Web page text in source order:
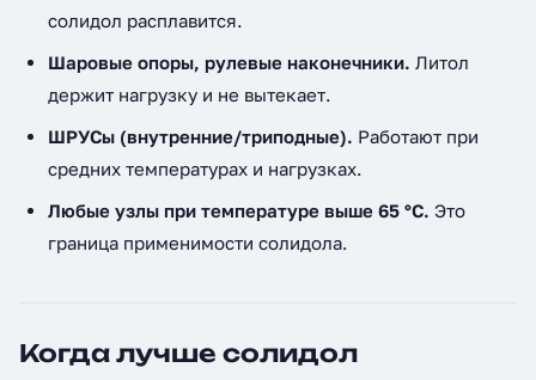
солидол расплавится.
Шаровые опоры, рулевые наконечники. Литол
держит нагрузку и не вытекает.
ШРУСы (внутренние/триподные). Работают при
средних температурах и нагрузках.
Любые узлы при температуре выше 65 °C. Это
граница применимости солидола.
Когда лучше солидол